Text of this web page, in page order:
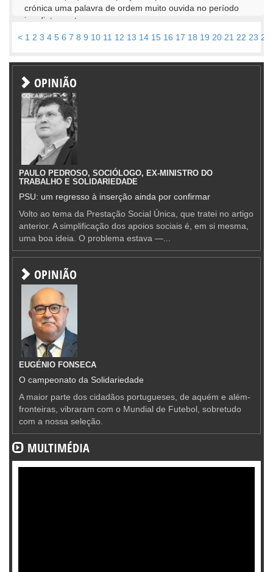
crónica uma palavra de ordem muito ouvida no período
imediatamente a...
< 1 2 3 4 5 6 7 8 9 10 11 12 13 14 15 16 17 18 19 20 21 22 23 24
OPINIÃO
PAULO PEDROSO, SOCIÓLOGO, EX-MINISTRO DO
TRABALHO E SOLIDARIEDADE
PSU: um regresso à inserção ainda por confirmar
Volto ao tema da Prestação Social Única, que tratei no artigo
anterior. A simplificação dos apoios sociais é, em si mesma,
uma boa ideia. O problema estava —...
OPINIÃO
EUGÉNIO FONSECA
O campeonato da Solidariedade
A maior parte dos cidadãos portugueses, de aquém e além-
fronteiras, vibraram com o Mundial de Futebol, sobretudo
com a nossa seleção.
MULTIMÉDIA